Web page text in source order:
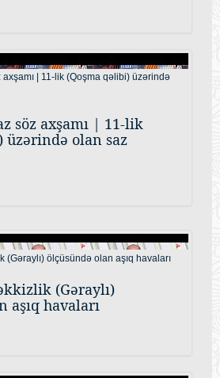
söz axşamı | 11-lik
üzərində olan saz
(Gəraylı)
aşıq havaları